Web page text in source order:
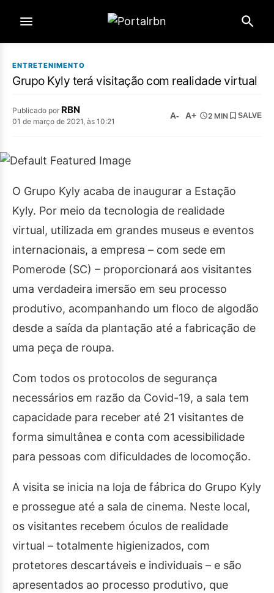
ENTRETENIMENTO
Grupo Kyly terá visitação com realidade virtual
Publicado por RBN
01 de março de 2021, às 10:21
A- A+ 2 MIN SALVE
O Grupo Kyly acaba de inaugurar a Estação
Kyly. Por meio da tecnologia de realidade
virtual, utilizada em grandes museus e eventos
internacionais, a empresa – com sede em
Pomerode (SC) – proporcionará aos visitantes
uma verdadeira imersão em seu processo
produtivo, acompanhando um floco de algodão
desde a saída da plantação até a fabricação de
uma peça de roupa.
Com todos os protocolos de segurança
necessários em razão da Covid-19, a sala tem
capacidade para receber até 21 visitantes de
forma simultânea e conta com acessibilidade
para pessoas com dificuldades de locomoção.
A visita se inicia na loja de fábrica do Grupo Kyly
e prossegue até a sala de cinema. Neste local,
os visitantes recebem óculos de realidade
virtual – totalmente higienizados, com
protetores descartáveis e individuais – e são
apresentados ao processo produtivo, que